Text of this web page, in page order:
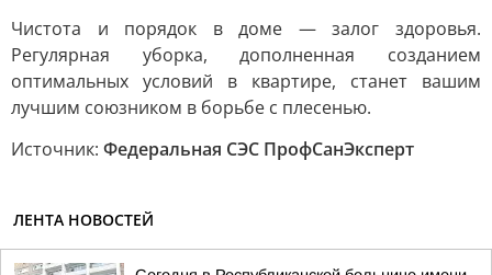
Чистота и порядок в доме — залог здоровья.
Регулярная уборка, дополненная созданием
оптимальных условий в квартире, станет вашим
лучшим союзником в борьбе с плесенью.
Источник: Федеральная СЭС ПрофСанЭксперт
ЛЕНТА НОВОСТЕЙ